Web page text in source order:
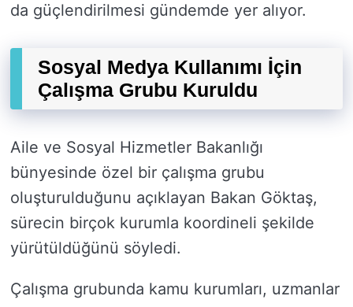
da güçlendirilmesi gündemde yer alıyor.
Sosyal Medya Kullanımı İçin
Çalışma Grubu Kuruldu
Aile ve Sosyal Hizmetler Bakanlığı
bünyesinde özel bir çalışma grubu
oluşturulduğunu açıklayan Bakan Göktaş,
sürecin birçok kurumla koordineli şekilde
yürütüldüğünü söyledi.
Çalışma grubunda kamu kurumları, uzmanlar